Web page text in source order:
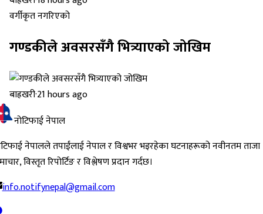
वर्गीकृत नगरिएको
गण्डकीले अवसरसँगै भित्र्याएको जोखिम
बाह्रखरी·21 hours ago
नोटिफाई नेपाल
नेपालले तपाईंलाई नेपाल र विश्वभर भइरहेका घटनाहरूको नवीनतम ताजा
विस्तृत रिपोर्टिङ र विश्लेषण प्रदान गर्दछ।
info.notifynepal@gmail.com